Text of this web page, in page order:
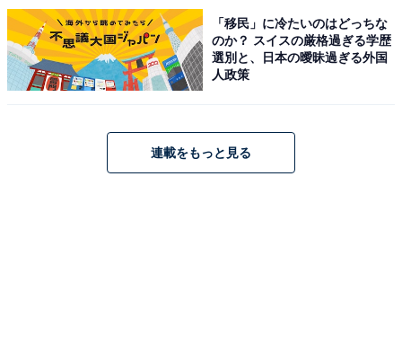
「移民」に冷たいのはどっちな
のか？ スイスの厳格過ぎる学歴
選別と、日本の曖昧過ぎる外国
人政策
連載をもっと見る